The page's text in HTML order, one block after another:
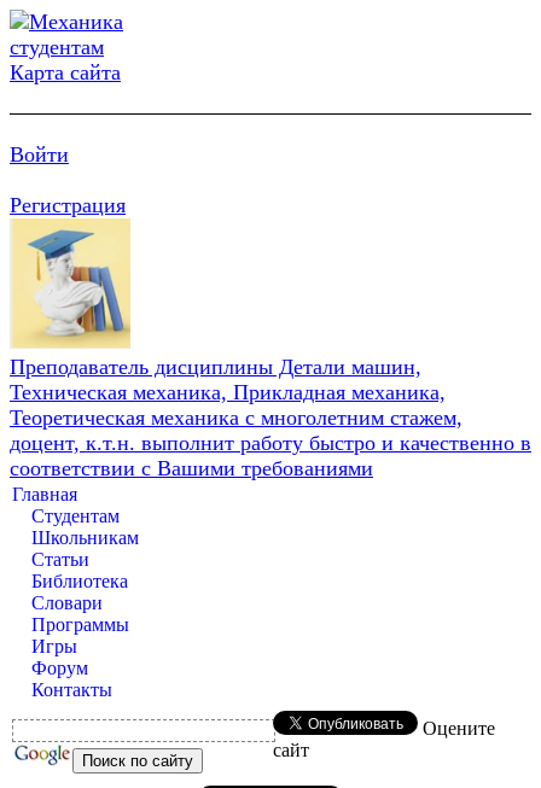
Карта сайта
Войти
Регистрация
Преподаватель дисциплины Детали машин,
Техническая механика, Прикладная механика,
Теоретическая механика с многолетним стажем,
доцент, к.т.н. выполнит работу быстро и качественно в
соответствии с Вашими требованиями
Главная
Студентам
Школьникам
Статьи
Библиотека
Словари
Программы
Игры
Форум
Контакты
Оцените
сайт